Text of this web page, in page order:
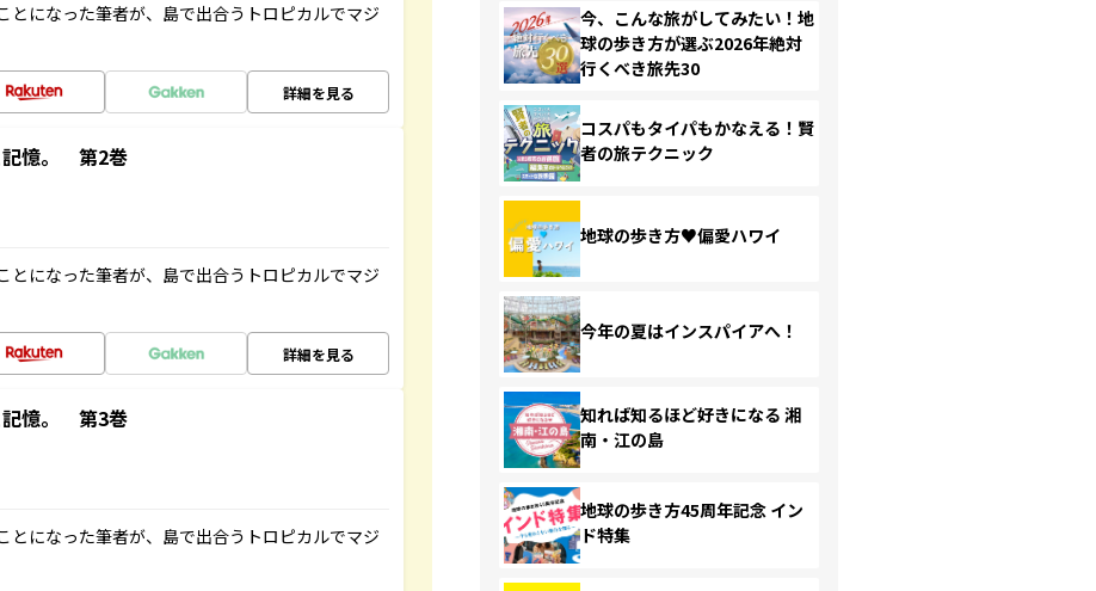
とになった筆者が、島で出合うトロピカルでマジ
詳細を見る
記憶。 第2巻
とになった筆者が、島で出合うトロピカルでマジ
詳細を見る
記憶。 第3巻
とになった筆者が、島で出合うトロピカルでマジ
今、こんな旅がしてみたい！地
球の歩き方が選ぶ2026年絶対
行くべき旅先30
コスパもタイパもかなえる！賢
者の旅テクニック
地球の歩き方♥偏愛ハワイ
今年の夏はインスパイアへ！
知れば知るほど好きになる 湘
南・江の島
地球の歩き方45周年記念 イン
ド特集